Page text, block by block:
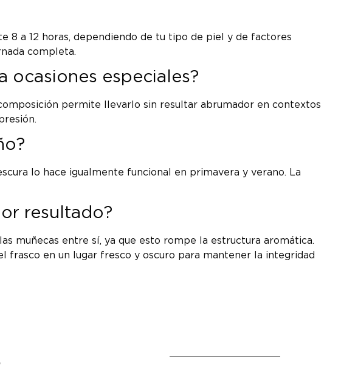
8 a 12 horas, dependiendo de tu tipo de piel y de factores
completa.
ocasiones especiales?
permite llevarlo sin resultar abrumador en contextos
lo hace igualmente funcional en primavera y verano. La
resultado?
muñecas entre sí, ya que esto rompe la estructura aromática.
frasco en un lugar fresco y oscuro para mantener la integridad